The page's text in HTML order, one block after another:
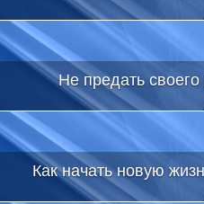
Не предать
Как начать новую